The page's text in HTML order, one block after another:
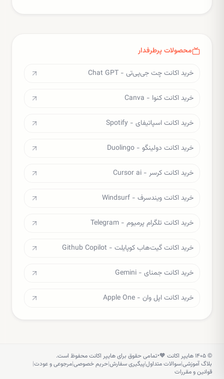
محصولات پرطرفدار
خرید اکانت چت جی‌پی‌تی - Chat GPT
خرید اکانت کنوا - Canva
خرید اکانت اسپاتیفای - Spotify
خرید اکانت دولینگو - Duolingo
خرید اکانت کرسر - Cursor ai
خرید اکانت ویندسرف - Windsurf
خرید اکانت تلگرام پرمیوم - Telegram
خرید اکانت گیت‌هاب کوپایلت - Github Copilot
خرید اکانت جمنای - Gemini
خرید اکانت اپل وان - Apple One
©۱۴۰۵هایپر اکانت 🧡•تمامی حقوق برای هایپر اکانت محفوظ است.
بلاگ آموزشی|سوالات متداول|پیگیری سفارش|حریم خصوصی|مرجوعی و عودت|
قوانین و مقررات